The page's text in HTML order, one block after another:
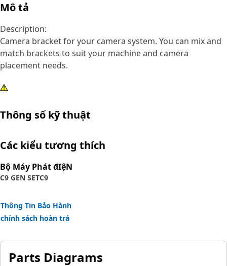
Mô tả
Description:
Camera bracket for your camera system. You can mix and
match brackets to suit your machine and camera
placement needs.
Thông số kỹ thuật
Các kiểu tương thích
Bộ Máy Phát đIệN
C9 GEN SETC9
Thông Tin Bảo Hành
chính sách hoàn trả
Parts Diagrams